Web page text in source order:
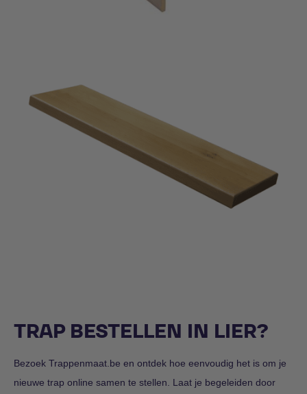
TRAP BESTELLEN IN LIER?
Bezoek Trappenmaat.be en ontdek hoe eenvoudig het is om je
nieuwe trap online samen te stellen. Laat je begeleiden door